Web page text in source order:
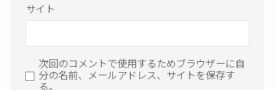
サイト
次回のコメントで使用するためブラウザーに自
分の名前、メールアドレス、サイトを保存す
る。